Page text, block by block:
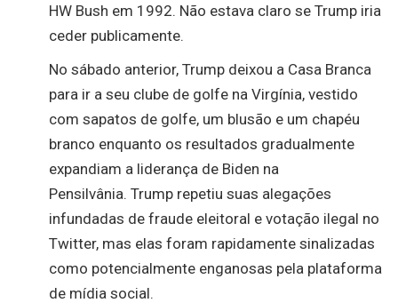
HW Bush em 1992. Não estava claro se Trump iria
ceder publicamente.
No sábado anterior, Trump deixou a Casa Branca
para ir a seu clube de golfe na Virgínia, vestido
com sapatos de golfe, um blusão e um chapéu
branco enquanto os resultados gradualmente
expandiam a liderança de Biden na
Pensilvânia. Trump repetiu suas alegações
infundadas de fraude eleitoral e votação ilegal no
Twitter, mas elas foram rapidamente sinalizadas
como potencialmente enganosas pela plataforma
de mídia social.